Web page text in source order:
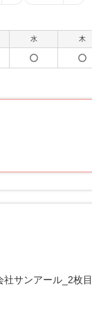
水 木